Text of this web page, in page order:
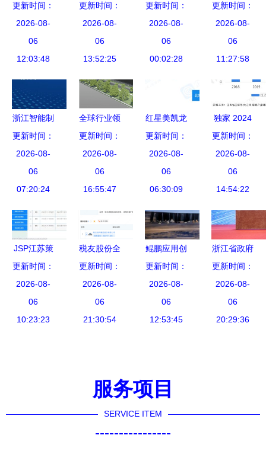
量优惠 浙
江软件开发
的黄金机遇
更新时间：
2026-08-
06
12:03:48
中控技术入
选2022年
浙江省第一
批未来工厂
息技术服务
业“亩产效
益”领跑者
更新时间：
2026-08-
06
13:52:25
土 解码软
协助力浙江
软件开发的
创新路径
更新时间：
2026-08-
06
00:02:28
绍兴一大波
企事业单位
招人,年薪
亮了!
更新时间：
2026-08-
06
11:27:58
浙江智能制
造项目线下
对接会(杭
州专场)圆
满落幕 驱
新生态
更新时间：
2026-08-
06
07:20:24
全球行业领
导者成功落
户 筑牢平
湖经开工业
特色型美丽
更新时间：
2026-08-
06
16:55:47
红星美凯龙
跨界新布局
成立浙江软
件开发公
司，涉足房
更新时间：
2026-08-
06
06:30:09
独家 2024
年江西省航
空产业链全
景图谱——
政策、现
局与规划深
度解析
更新时间：
2026-08-
06
14:54:22
JSP江苏策
腾智能科技
公司人事管
理系统开发
与部署全解
更新时间：
2026-08-
06
10:23:23
税友股份全
资控股新公
司，加速软
件开发与增
值电信业务
更新时间：
2026-08-
06
21:30:54
鲲鹏应用创
新大赛
2022浙江
赛区决赛圆
满落幕，浙
更新时间：
2026-08-
06
12:53:45
浙江省政府
联合阿里巴
巴发布政务
钉钉，以软
件开发革新
更新时间：
2026-08-
06
20:29:36
服务项目
SERVICE ITEM
----------------